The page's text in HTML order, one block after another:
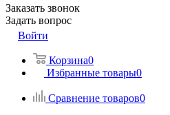
Заказать звонок
Задать вопрос
Войти
Корзина0
Избранные товары0
Сравнение товаров0